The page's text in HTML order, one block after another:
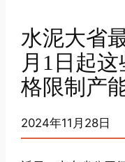
水泥大省
月1日起
格限制产
2024年11月28日